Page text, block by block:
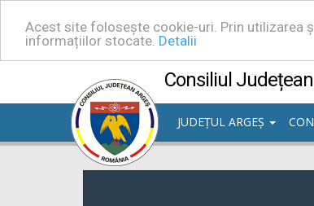
Acest site folosește cookie-uri. Prin utilizarea
informațiilor stocate. Detalii
Consiliul
JUDEȚUL ARGEȘ